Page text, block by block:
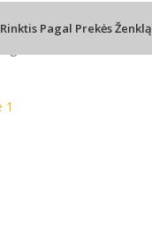
Rinktis Pagal Prekės Ženklą